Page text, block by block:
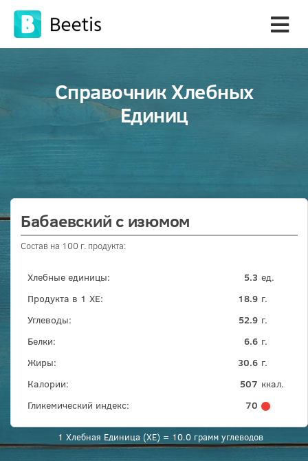
Справочник Хлебных
Единиц
Бабаевский с изюмом
Состав на 100 г. продукта:
Хлебные единицы: ед.
5.3
Продукта в 1 ХЕ:
г.
18.9
Углеводы:
г.
52.9
Белки:
г.
6.6
Жиры:
г.
30.6
Калории:
ккал.
507
Гликемический индекс:
70
1 Хлебная Единица (ХЕ) = 10.0 грамм углеводов